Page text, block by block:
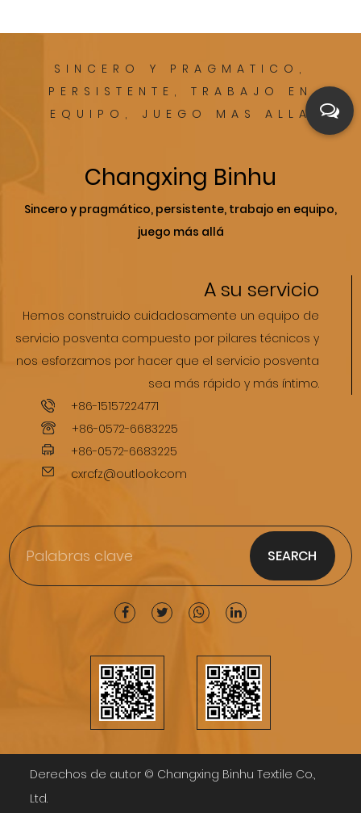
el bronceado
también tiene
muchos
microfibra
SINCERO Y PRAGMATICO,
PERSISTENTE, TRABAJO EN
EQUIPO, JUEGO MAS ALLA
Changxing Binhu
Sincero y pragmático, persistente, trabajo en equipo,
juego más allá
A su servicio
Hemos construido cuidadosamente un equipo de
servicio posventa compuesto por pilares técnicos y
nos esforzamos por hacer que el servicio posventa
sea más rápido y más íntimo.
+86-15157224771
+86-0572-6683225
+86-0572-6683225
cxrcfz@outlook.com
Derechos de autor © Changxing Binhu Textile Co.,
Ltd.